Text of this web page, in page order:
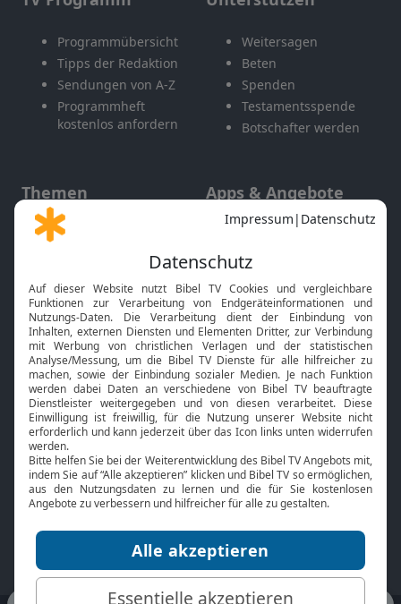
Programmübersicht
Tipps der Redaktion
Sendungen von A-Z
Programmheft
kostenlos anfordern
Weitersagen
Beten
Spenden
Testamentsspende
Botschafter werden
Themen
Gott und Bibel erklärt
Neuigkeiten
Apps & Angebote
Mobile App
Smart TV
HbbTV
Bibelthek Online-Bibel
Nächster Gottesdienst
Bibel TV
Über uns
Jobs
Mediadaten
Service
Kontakt
TV-Empfang